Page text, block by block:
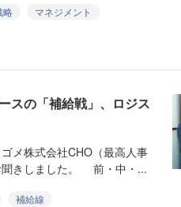
略
マネジメント
スの「補給戦」、ロジス
メ株式会社CHO（最高人事
聞きしました。 前・中・...
補給線